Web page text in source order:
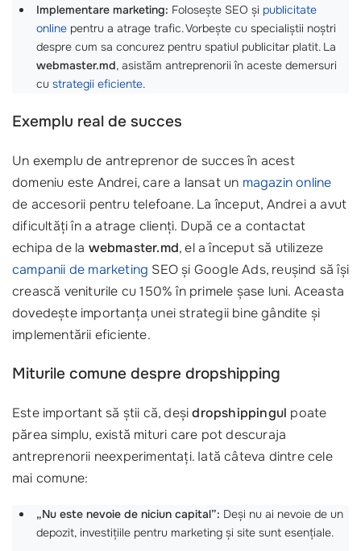
Implementare marketing: Folosește SEO și publicitate
online pentru a atrage trafic. Vorbește cu specialiștii noștri
despre cum sa concurez pentru spatiul publicitar platit. La
webmaster.md, asistăm antreprenorii în aceste demersuri
cu strategii eficiente.
Exemplu real de succes
Un exemplu de antreprenor de succes în acest
domeniu este Andrei, care a lansat un magazin online
de accesorii pentru telefoane. La început, Andrei a avut
dificultăți în a atrage clienți. După ce a contactat
echipa de la webmaster.md, el a început să utilizeze
campanii de marketing SEO și Google Ads, reușind să își
crească veniturile cu 150% în primele șase luni. Aceasta
dovedește importanța unei strategii bine gândite și
implementării eficiente.
Miturile comune despre dropshipping
Este important să știi că, deșidropshippingul poate
părea simplu, există mituri care pot descuraja
antreprenorii neexperimentați. Iată câteva dintre cele
mai comune:
„Nu este nevoie de niciun capital”: Deși nu ai nevoie de un
depozit, investițiile pentru marketing și site sunt esențiale.